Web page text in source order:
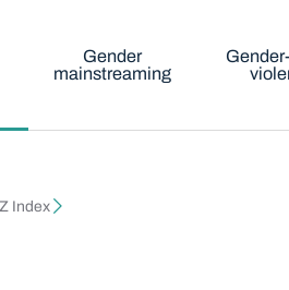
Gender
mainstreaming
Index